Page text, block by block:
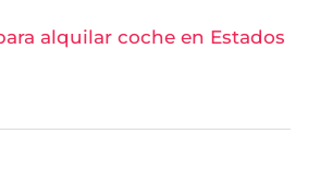
alquilar coche en Estados